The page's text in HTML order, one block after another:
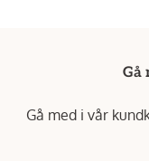
Gå
Gå med i vår